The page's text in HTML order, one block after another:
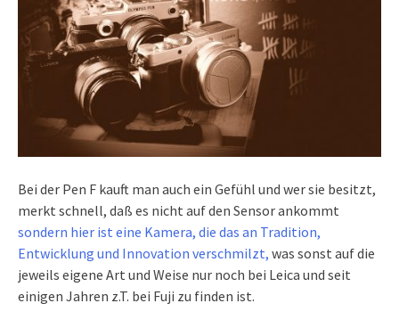
Bei der Pen F kauft man auch ein Gefühl und wer sie besitzt,
merkt schnell, daß es nicht auf den Sensor ankommt
sondern hier ist eine Kamera, die das an Tradition,
Entwicklung und Innovation verschmilzt, was sonst auf die
jeweils eigene Art und Weise nur noch bei Leica und seit
einigen Jahren z.T. bei Fuji zu finden ist.